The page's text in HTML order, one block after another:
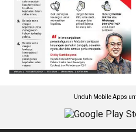
Unduh Mobile Apps